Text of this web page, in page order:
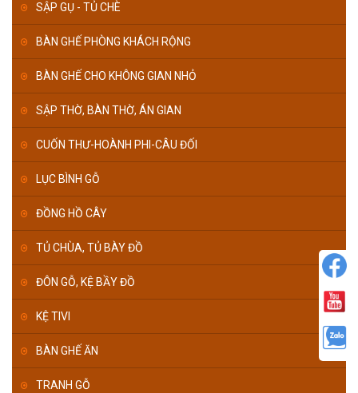
SẬP GỤ - TỦ CHÈ
BÀN GHẾ PHÒNG KHÁCH RỘNG
BÀN GHẾ CHO KHÔNG GIAN NHỎ
SẬP THỜ, BÀN THỜ, ÁN GIAN
CUỐN THƯ-HOÀNH PHI-CÂU ĐỐI
LỤC BÌNH GỖ
ĐỒNG HỒ CÂY
TỦ CHÙA, TỦ BÀY ĐỒ
ĐÔN GỖ, KỆ BẦY ĐỒ
KỆ TIVI
BÀN GHẾ ĂN
TRANH GỖ